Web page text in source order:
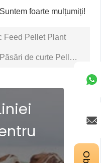
foarte mulțumiți!
Feed Pellet Plant
Pellet Feed Production Plant